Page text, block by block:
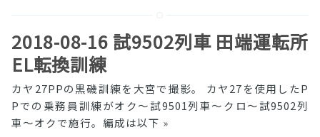
2018-08-16 試9502列車 田端運転所
EL転換訓練
カヤ27PPの黒磯訓練を大宮で撮影。 カヤ27を使用したP
Pでの乗務員訓練がオク〜試9501列車〜クロ〜試9502列
車〜オクで施行。編成は以下 »